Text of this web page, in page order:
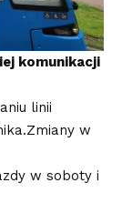
komunikacji
linii
w
w soboty i